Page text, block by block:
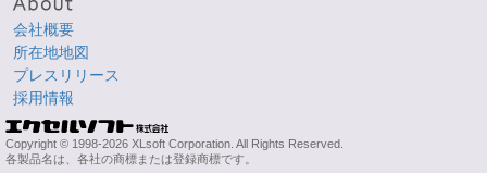
会社概要
所在地地図
プレスリリース
採用情報
Copyright © 1998-2026 XLsoft Corporation. All Rights Reserved.
各製品名は、各社の商標または登録商標です。